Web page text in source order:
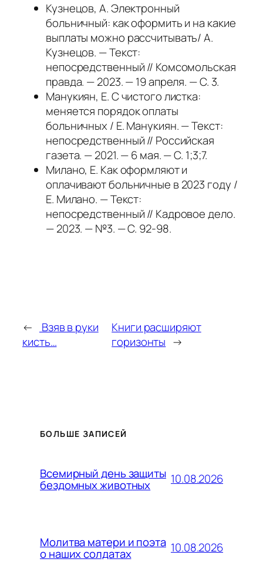
Кузнецов, А. Электронный
больничный: как оформить и на какие
выплаты можно рассчитывать/ А.
Кузнецов. — Текст:
непосредственный // Комсомольская
правда. — 2023. — 19 апреля. — С. 3.
Манукиян, Е. С чистого листка:
меняется порядок оплаты
больничных / Е. Манукиян. — Текст:
непосредственный // Российская
газета. — 2021. — 6 мая. — С. 1;3;7.
Милано, Е. Как оформляют и
оплачивают больничные в 2023 году /
Е. Милано. — Текст:
непосредственный // Кадровое дело.
— 2023. — №3. — С. 92-98.
←
Взяв в руки
кисть…
Книги расширяют
горизонты →
БОЛЬШЕ ЗАПИСЕЙ
Всемирный день защиты
бездомных животных 10.08.2026
Молитва матери и поэта
о наших солдатах 10.08.2026